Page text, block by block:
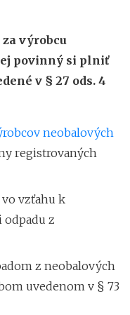
výrobcu
povinný si plniť
v § 27 ods. 4
neobalových
registrovaných
vzťahu k
odpadu z
z neobalových
uvedenom v § 73